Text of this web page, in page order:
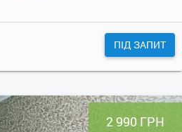
ПІД ЗАПИТ
2 990 ГРН